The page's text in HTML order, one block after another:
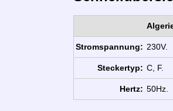
Stromspannung: 230V.
Steckertyp: C, F.
Hertz: 50Hz.